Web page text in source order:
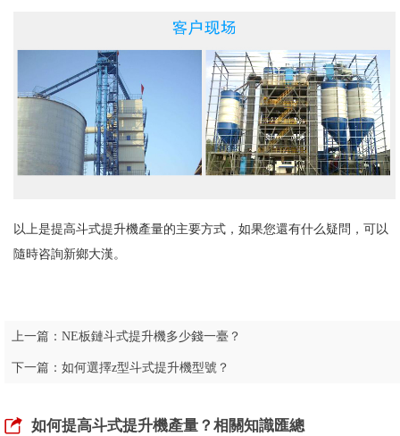
以上是提高斗式提升機產量的主要方式，如果您還有什么疑問，可以
隨時咨詢新鄉大漢。
上一篇： NE板鏈斗式提升機多少錢一臺？
下一篇： 如何選擇z型斗式提升機型號？
如何提高斗式提升機產量？相關知識匯總